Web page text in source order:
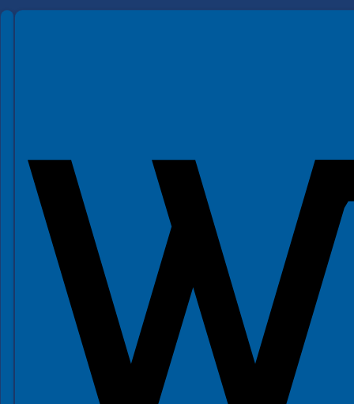
Spełniamy standardy WCAG 2.2
Spełniamy standardy W3C